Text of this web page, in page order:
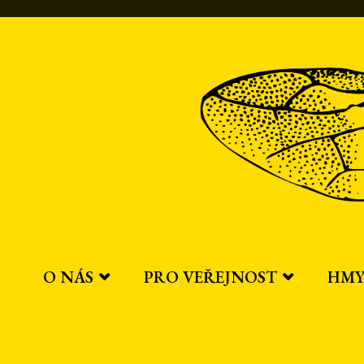
O NÁS PRO VEŘEJNOST